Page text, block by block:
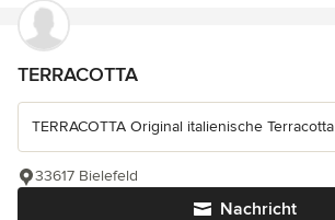
TERRACOTTA
TERRACOTTA Original italienische Terracotta
Nachricht
33617 Bielefeld